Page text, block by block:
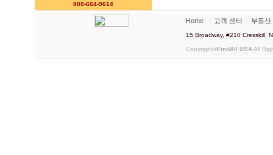
800-664-9614
Home 고객 센터 부동산
15 Broadway, #210 Cresskill,
Copyright©FindAll USAAll